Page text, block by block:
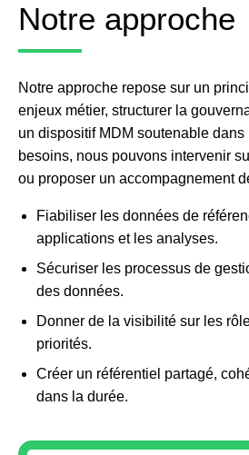
Notre approche
Notre approche repose sur un
enjeux métier, structurer la
un dispositif MDM soutenable
besoins, nous pouvons intervenir
ou proposer un accompagnement
Fiabiliser les données de
applications et les analyses.
Sécuriser les processus de
des données.
Donner de la visibilité sur les
priorités.
Créer un référentiel partagé,
dans la durée.